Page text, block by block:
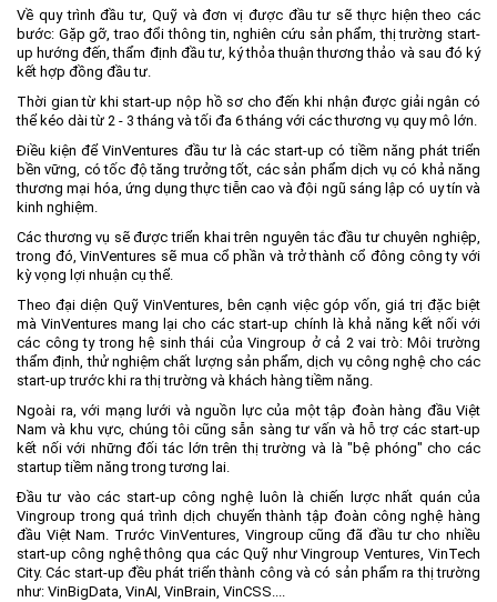
Về quy trình đầu tư, Quỹ và đơn vị được đầu tư sẽ thực hiện theo các
bước: Gặp gỡ, trao đổi thông tin, nghiên cứu sản phẩm, thị trường start-
up hướng đến, thẩm định đầu tư, ký thỏa thuận thương thảo và sau đó ký
kết hợp đồng đầu tư.
Thời gian từ khi start-up nộp hồ sơ cho đến khi nhận được giải ngân có
thể kéo dài từ 2 - 3 tháng và tối đa 6 tháng với các thương vụ quy mô lớn.
Điều kiện để VinVentures đầu tư là các start-up có tiềm năng phát triển
bền vững, có tốc độ tăng trưởng tốt, các sản phẩm dịch vụ có khả năng
thương mại hóa, ứng dụng thực tiễn cao và đội ngũ sáng lập có uy tín và
kinh nghiệm.
Các thương vụ sẽ được triển khai trên nguyên tắc đầu tư chuyên nghiệp,
trong đó, VinVentures sẽ mua cổ phần và trở thành cổ đông công ty với
kỳ vọng lợi nhuận cụ thể.
Theo đại diện Quỹ VinVentures, bên cạnh việc góp vốn, giá trị đặc biệt
mà VinVentures mang lại cho các start-up chính là khả năng kết nối với
các công ty trong hệ sinh thái của Vingroup ở cả 2 vai trò: Môi trường
thẩm định, thử nghiệm chất lượng sản phẩm, dịch vụ công nghệ cho các
start-up trước khi ra thị trường và khách hàng tiềm năng.
Ngoài ra, với mạng lưới và nguồn lực của một tập đoàn hàng đầu Việt
Nam và khu vực, chúng tôi cũng sẵn sàng tư vấn và hỗ trợ các start-up
kết nối với những đối tác lớn trên thị trường và là "bệ phóng" cho các
startup tiềm năng trong tương lai.
Đầu tư vào các start-up công nghệ luôn là chiến lược nhất quán của
Vingroup trong quá trình dịch chuyển thành tập đoàn công nghệ hàng
đầu Việt Nam. Trước VinVentures, Vingroup cũng đã đầu tư cho nhiều
start-up công nghệ thông qua các Quỹ như Vingroup Ventures, VinTech
City. Các start-up đều phát triển thành công và có sản phẩm ra thị trường
như: VinBigData, VinAI, VinBrain, VinCSS....